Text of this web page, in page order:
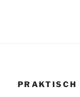
PRAKTISCH